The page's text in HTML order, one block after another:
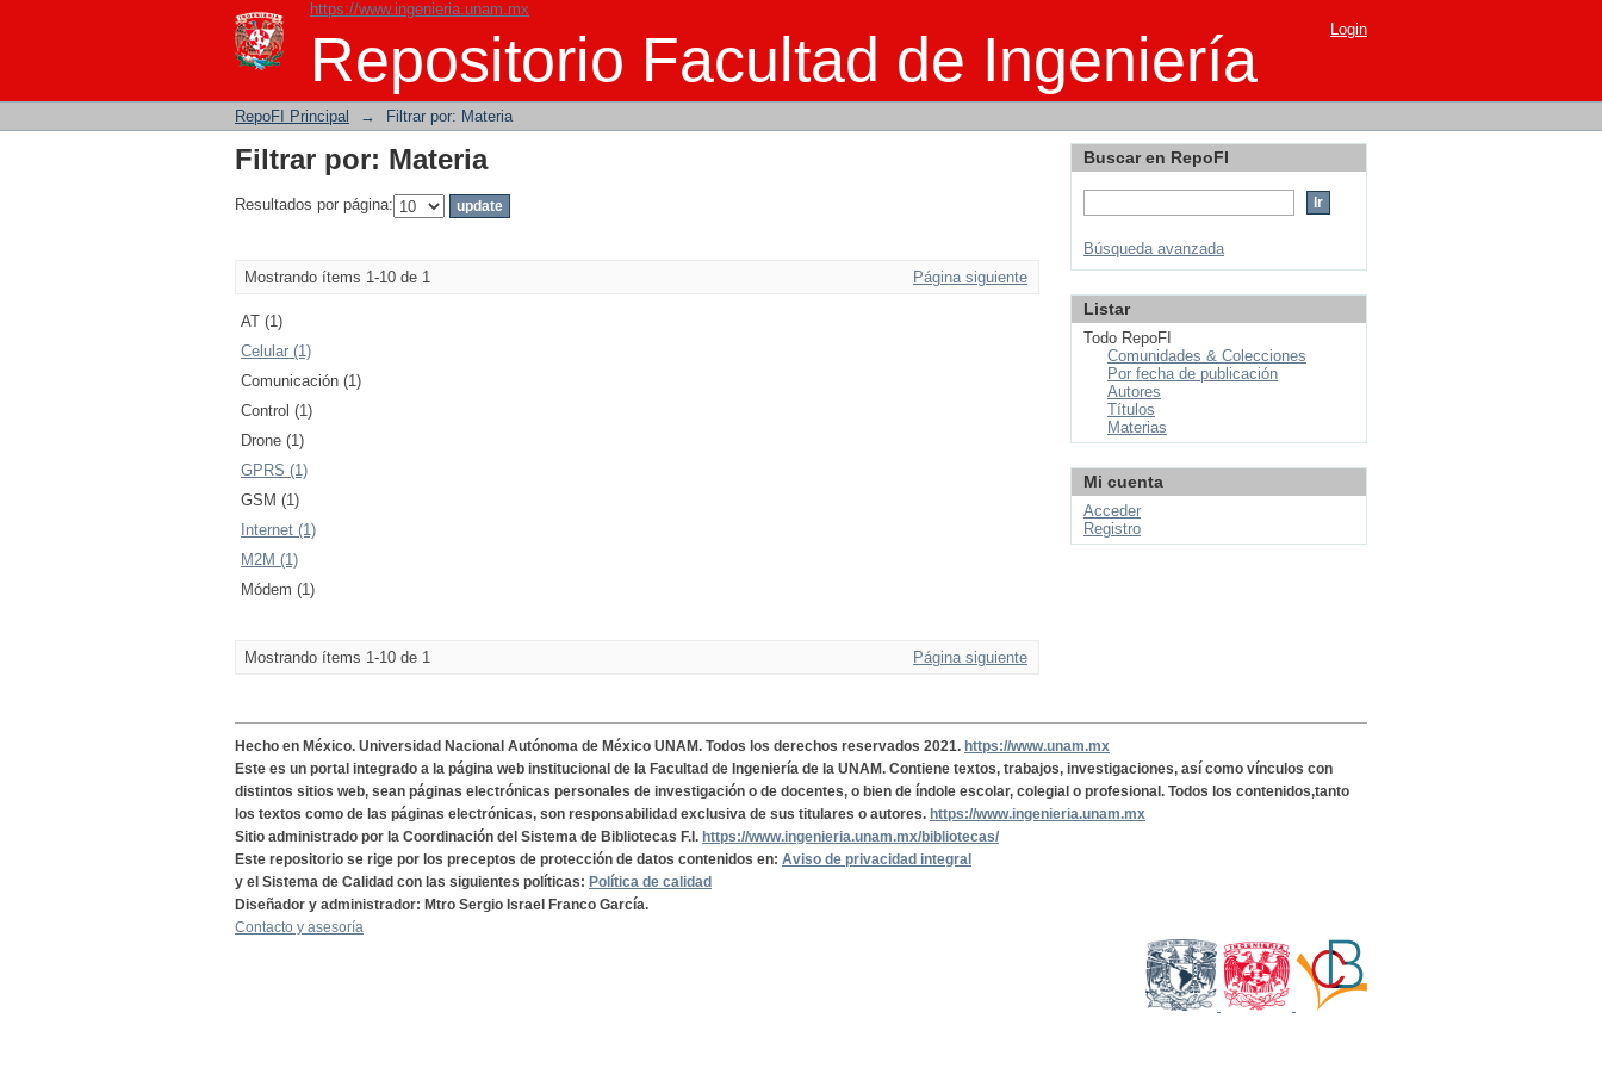
https://www.ingenieria.unam.mx
Repositorio Facultad de Ingeniería
Filtrar por: Materia Login
RepoFI Principal → Filtrar por: Materia
Filtrar por: Materia
Resultados por página:
Mostrando ítems 1-10 de 1 Página siguiente
AT (1)
Celular (1)
Comunicación (1)
Control (1)
Drone (1)
GPRS (1)
GSM (1)
Internet (1)
M2M (1)
Módem (1)
Mostrando ítems 1-10 de 1 Página siguiente
Buscar en RepoFI
Búsqueda avanzada
Listar
Todo RepoFI
Comunidades & Colecciones
Por fecha de publicación
Autores
Títulos
Materias
Mi cuenta
Acceder
Registro
Hecho en México. Universidad Nacional Autónoma de México UNAM. Todos los derechos reservados 2021. https://www.unam.mx
Este es un portal integrado a la página web institucional de la Facultad de Ingeniería de la UNAM. Contiene textos, trabajos, investigaciones, así como vínculos con
distintos sitios web, sean páginas electrónicas personales de investigación o de docentes, o bien de índole escolar, colegial o profesional. Todos los contenidos,tanto
los textos como de las páginas electrónicas, son responsabilidad exclusiva de sus titulares o autores. https://www.ingenieria.unam.mx
Sitio administrado por la Coordinación del Sistema de Bibliotecas F.I. https://www.ingenieria.unam.mx/bibliotecas/
Este repositorio se rige por los preceptos de protección de datos contenidos en: Aviso de privacidad integral
y el Sistema de Calidad con las siguientes políticas: Política de calidad
Diseñador y administrador: Mtro Sergio Israel Franco García.
Contacto y asesoría